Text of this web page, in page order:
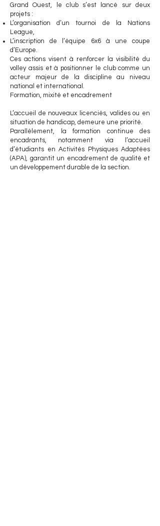
Grand Ouest, le club s’est lancé sur deux
projets :
L’organisation d’un tournoi de la Nations
League,
L’inscription de l’équipe 6x6 à une coupe
d’Europe.
Ces actions visent à renforcer la visibilité du
volley assis et à positionner le club comme un
acteur majeur de la discipline au niveau
national et international.
Formation, mixité et encadrement
L’accueil de nouveaux licenciés, valides ou en
situation de handicap, demeure une priorité.
Parallèlement, la formation continue des
encadrants, notamment via l’accueil
d’étudiants en Activités Physiques Adaptées
(APA), garantit un encadrement de qualité et
un développement durable de la section.